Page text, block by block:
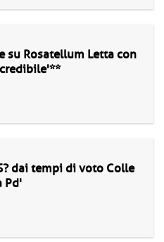
su Rosatellum Letta con
dai tempi di voto Colle
Pd'